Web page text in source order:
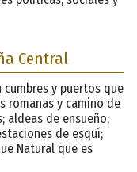
Central
cumbres y puertos que
romanas y camino de
aldeas de ensueño;
de esquí;
Natural que es